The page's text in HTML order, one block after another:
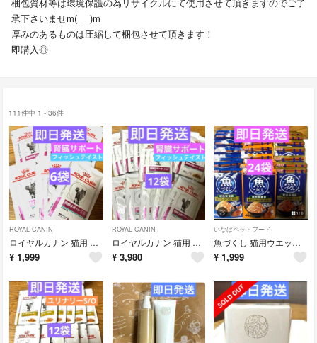
承下さいませm(_ _)m
厚みのあるものは圧縮して梱包させて頂きます！
即購入◎
111件中 1 - 36件
ROYAL CANIN
ロイヤルカナン 猫用 腎臓サポート フィッシュテイスト パウチ 85g×6袋
¥ 1,999
ROYAL CANIN
ロイヤルカナン 猫用 腎臓サポート フィッシュテイスト パウチ 85g×12
¥ 3,980
いなばペットフード
魚づくし 猫用ウエットフード 40g ×30個 まぐろ・かつお
¥ 1,999